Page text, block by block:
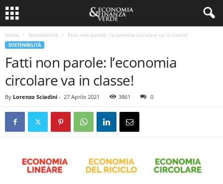
Home Sostenibilità Fatti non parole: l’economia circolare va in classe!
SOSTENIBILITÀ
Fatti non parole: l’economia
circolare va in classe!
By Lorenzo Sciadini - 27 Aprile 2021 3861 0